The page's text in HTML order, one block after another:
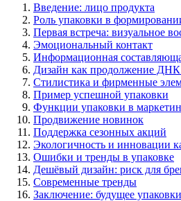
Введение: лицо продукта
Роль упаковки в
Первая встреча: визуальное
Эмоциональный контакт
Информационная
Дизайн как продолжение ДНК
Стилистика и фирменные
Пример успешной упаковки
Функции упаковки в
Продвижение новинок
Поддержка сезонных акций
Экологичность и инновации
Ошибки и тренды в упаковке
Дешёвый дизайн: риск для
Современные тренды
Заключение: будущее упаковки